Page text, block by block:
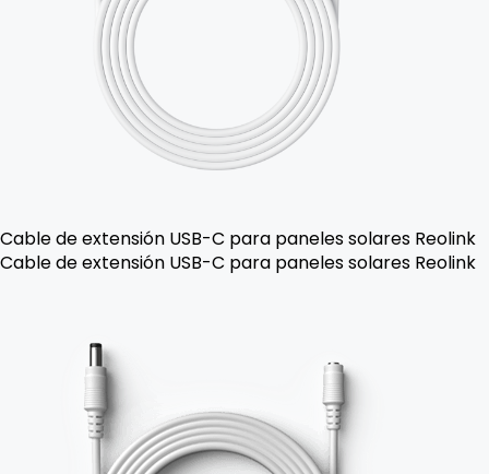
Cable de extensión USB-C para paneles solares Reolink
Cable de extensión USB-C para paneles solares Reolink